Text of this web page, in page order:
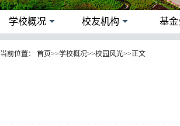
学校概况 校友机构 基
当前位置： 首页>>学校概况>>校园风光>>正文